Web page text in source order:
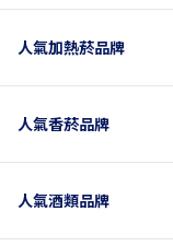
人氣加熱菸品牌
人氣香菸品牌
人氣酒類品牌